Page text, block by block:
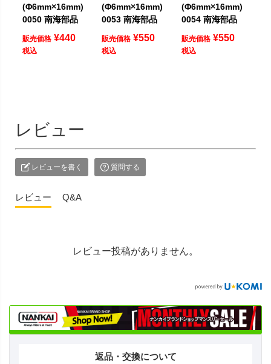
(Φ6mm×16mm)
0050 南海部品
販売価格 ¥440
税込
(Φ6mm×16mm)
0053 南海部品
販売価格 ¥550
税込
(Φ6mm×16mm)
0054 南海部品
販売価格 ¥550
税込
レビュー
レビューを書く 質問する
レビュー Q&A
レビュー投稿がありません。
返品・交換について